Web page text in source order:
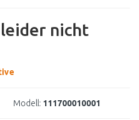
nicht
Modell: 111700010001